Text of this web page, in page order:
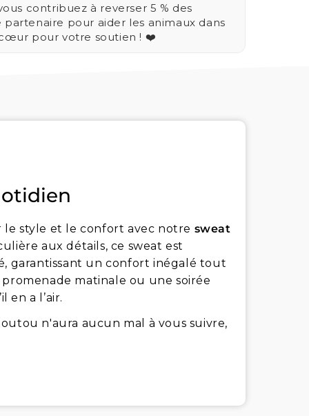
contribuez à reverser 5 % des
pour aider les animaux dans
pour votre soutien ! ❤️
le style et le confort avec notre sweat
aux détails, ce sweat est
garantissant un confort inégalé tout
matinale ou une soirée
en a l’air.
n'aura aucun mal à vous suivre,